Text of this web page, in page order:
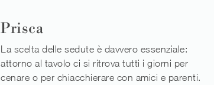
Prisca
La scelta delle sedute è davvero essenziale:
attorno al tavolo ci si ritrova tutti i giorni per
cenare o per chiacchierare con amici e parenti.